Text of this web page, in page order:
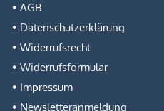
AGB
Datenschutzerklärung
Widerrufsrecht
Widerrufsformular
Impressum
Newsletteranmeldung